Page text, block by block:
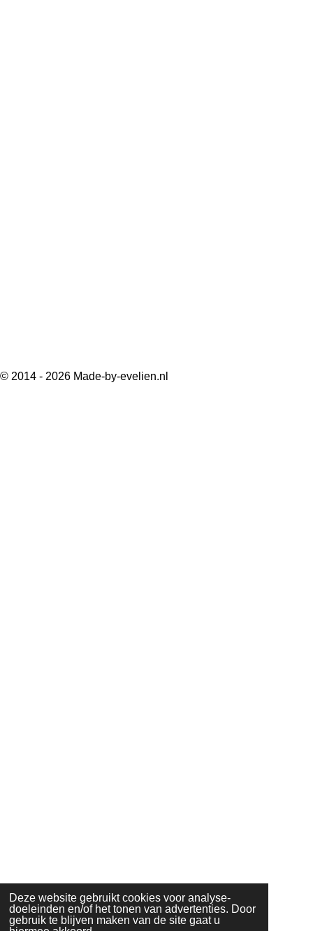
Deze website gebruikt cookies voor analyse-
doeleinden en/of het tonen van advertenties. Door
gebruik te blijven maken van de site gaat u
© 2014 - 2026 Made-by-evelien.nl